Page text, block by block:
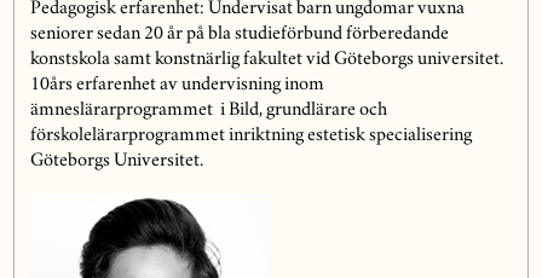
Pedagogisk erfarenhet: Undervisat barn ungdomar vuxna
seniorer sedan 20 år på bla studieförbund förberedande
konstskola samt konstnärlig fakultet vid Göteborgs universitet.
10års erfarenhet av undervisning inom
ämneslärarprogrammet i Bild, grundlärare och
förskolelärarprogrammet inriktning estetisk specialisering
Göteborgs Universitet.